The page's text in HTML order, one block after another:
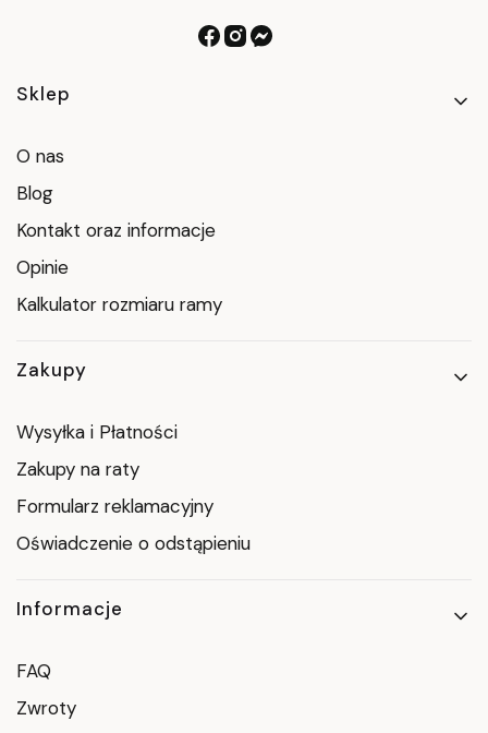
Linki w stopce
Sklep
O nas
Blog
Kontakt oraz informacje
Opinie
Kalkulator rozmiaru ramy
Zakupy
Wysyłka i Płatności
Zakupy na raty
Formularz reklamacyjny
Oświadczenie o odstąpieniu
Informacje
FAQ
Zwroty